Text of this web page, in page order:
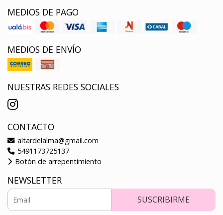
MEDIOS DE PAGO
MEDIOS DE ENVÍO
NUESTRAS REDES SOCIALES
CONTACTO
altardelalma@gmail.com
5491173725137
Botón de arrepentimiento
NEWSLETTER
SUSCRIBIRME